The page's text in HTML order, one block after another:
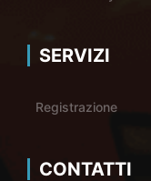
SERVIZI
Registrazione
CONTATTI